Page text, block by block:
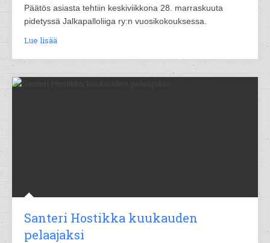
Päätös asiasta tehtiin keskiviikkona 28. marraskuuta
pidetyssä Jalkapalloliiga ry:n vuosikokouksessa.
Lue lisää
Santeri Hostikka kuukauden
pelaajaksi